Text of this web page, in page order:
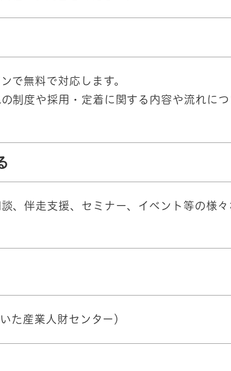
で無料で対応します。
制度や採用・定着に関する内容や流れにつ
、伴走支援、セミナー、イベント等の様々
た産業人財センター）